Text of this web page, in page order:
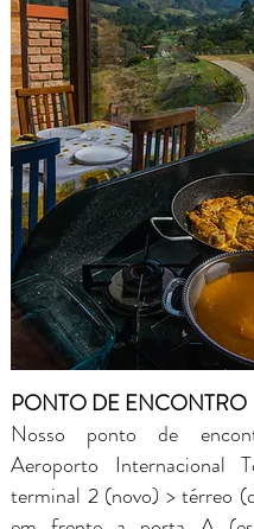
PONTO DE ENCONTRO
Nosso ponto de
Aeroporto Internacional
terminal 2 (novo) > térreo